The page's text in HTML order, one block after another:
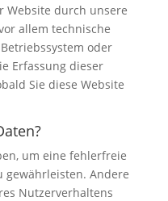
Website durch unsere
allem technische
oder
Erfassung dieser
Sie diese Website
um eine fehlerfreie
gewährleisten. Andere
Nutzerverhaltens